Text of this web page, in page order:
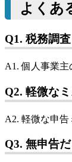
よくあ
Q1. 税務調
A1. 個人事業
Q2. 軽微な
A2. 軽微な申
Q3. 無申告